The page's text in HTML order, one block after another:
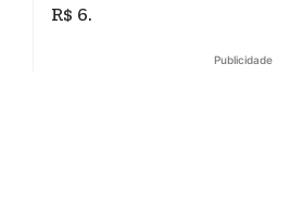
R$ 6.
Publicidade